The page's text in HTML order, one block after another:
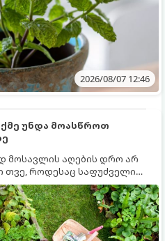
2026/08/07 12:46
უნდა მოასწროთ
მოსავლის აღების დრო არ
თვე, როდესაც საფუძველი
და ბაღი მზადდება
იმისათვის, რომ
ხოლო მცენარეებმა
ბოლომდე 5
უნდა მოასწროთ: